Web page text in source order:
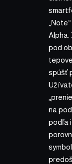
Alpha.
pod
spúšť
na
podľa